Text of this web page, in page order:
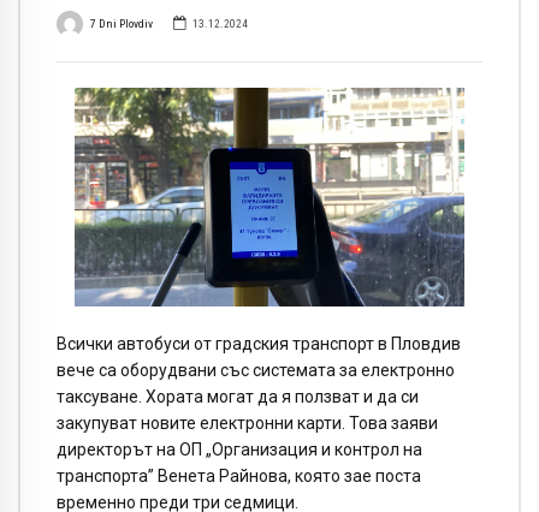
7 Dni Plovdiv 13.12.2024
Всички автобуси от градския транспорт в Пловдив
вече са оборудвани със системата за електронно
таксуване. Хората могат да я ползват и да си
закупуват новите електронни карти. Това заяви
директорът на ОП „Организация и контрол на
транспорта” Венета Райнова, която зае поста
временно преди три седмици.